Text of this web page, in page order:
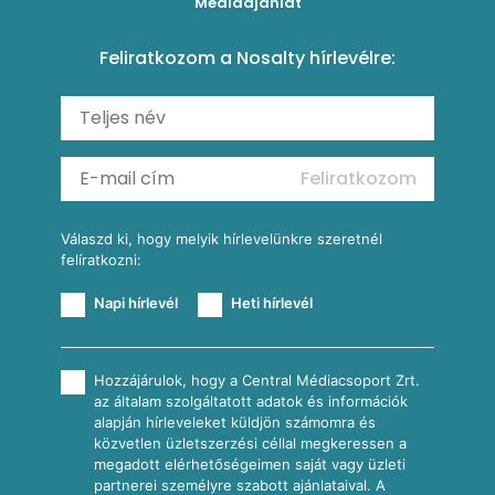
Carbonara
Shakshuka
Ratatouille
Mexikói húsleves kukorica salsával
Almás-kéksajtos kukoricasaláta
Köretek
Reggeli receptek
Feliratkozom a Nosalty hírlevélre:
Feliratkozom
Válaszd ki, hogy melyik hírlevelünkre szeretnél
felíratkozni:
Napi hírlevél Heti hírlevél
Hozzájárulok, hogy a Central Médiacsoport Zrt.
az általam szolgáltatott adatok és információk
alapján hírleveleket küldjön számomra és
közvetlen üzletszerzési céllal megkeressen a
megadott elérhetőségeimen saját vagy üzleti
partnerei személyre szabott ajánlataival. A